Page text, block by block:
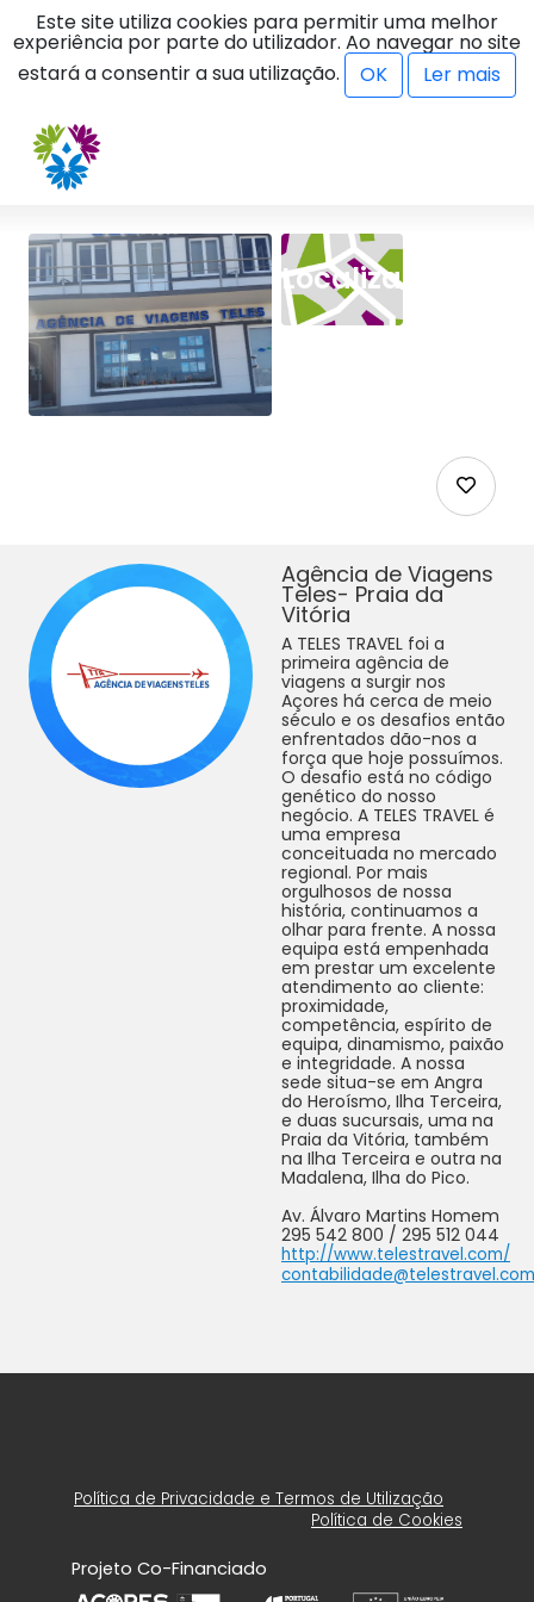
Este site utiliza cookies para permitir uma melhor
experiência por parte do utilizador. Ao navegar no site
estará a consentir a sua utilização.
OK Ler mais
menu
Localização
Agência de Viagens
Teles- Praia da
Vitória
A TELES TRAVEL foi a
primeira agência de
viagens a surgir nos
Açores há cerca de meio
século e os desafios então
enfrentados dão-nos a
força que hoje possuímos.
O desafio está no código
genético do nosso
negócio. A TELES TRAVEL é
uma empresa
conceituada no mercado
regional. Por mais
orgulhosos de nossa
história, continuamos a
olhar para frente. A nossa
equipa está empenhada
em prestar um excelente
atendimento ao cliente:
proximidade,
competência, espírito de
equipa, dinamismo, paixão
e integridade. A nossa
sede situa-se em Angra
do Heroísmo, Ilha Terceira,
e duas sucursais, uma na
Praia da Vitória, também
na Ilha Terceira e outra na
Madalena, Ilha do Pico.
Av. Álvaro Martins Homem
295 542 800 / 295 512 044
http://www.telestravel.com/
contabilidade@telestravel.com
Política de Privacidade e Termos de Utilização
Política de Cookies
Projeto Co-Financiado